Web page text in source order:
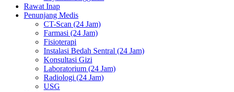
Rawat Inap
Penunjang Medis
CT-Scan (24 Jam)
Farmasi (24 Jam)
Fisioterapi
Instalasi Bedah Sentral (24 Jam)
Konsultasi Gizi
Laboratorium (24 Jam)
Radiologi (24 Jam)
USG